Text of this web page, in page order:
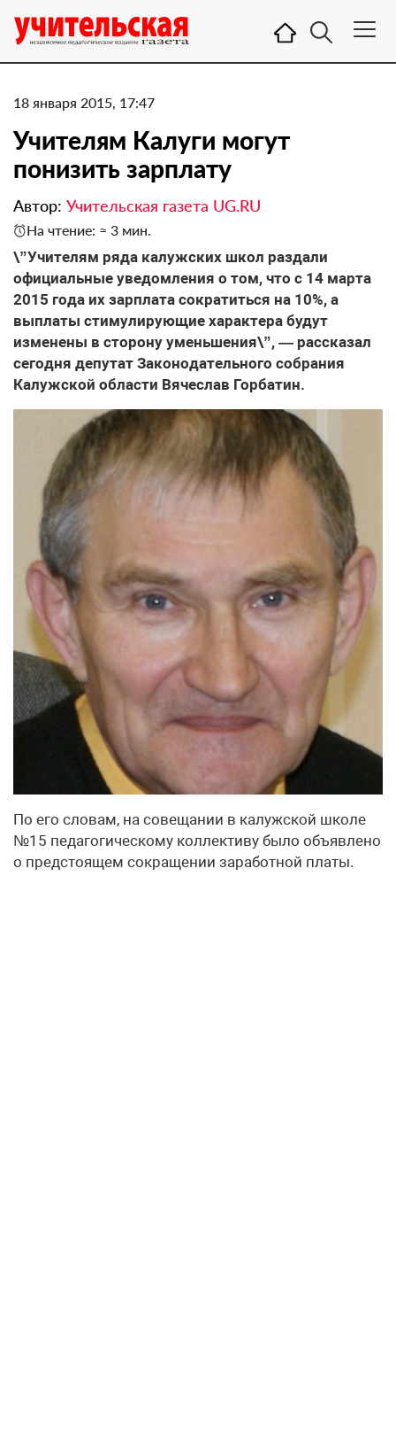
18 января 2015, 17:47
Учителям Калуги могут
понизить зарплату
Автор: Учительская газета UG.RU
На чтение: ≈ 3 мин.
\”Учителям ряда калужских школ раздали
официальные уведомления о том, что с 14 марта
2015 года их зарплата сократиться на 10%, а
выплаты стимулирующие характера будут
изменены в сторону уменьшения\”, — рассказал
сегодня депутат Законодательного собрания
Калужской области Вячеслав Горбатин.
По его словам, на совещании в калужской школе
№15 педагогическому коллективу было объявлено
о предстоящем сокращении заработной платы.